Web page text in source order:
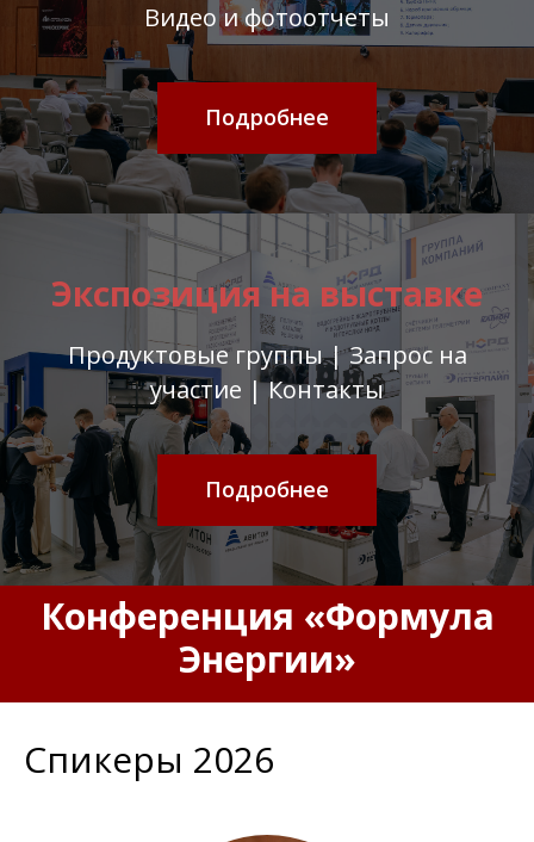
Видео и фотоотчеты
Подробнее
Экспозиция на выставке
Продуктовые группы | Запрос на
участие | Контакты
Подробнее
Конференция «Формула
Энергии»
Спикеры 2026